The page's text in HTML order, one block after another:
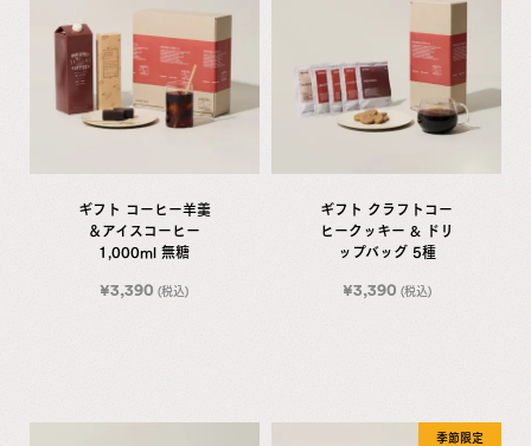
ギフト コーヒー羊羹
＆アイスコーヒー
1,000ml 無糖
¥3,390 (税込)
ギフト クラフトコー
ヒークッキー & ドリ
ップバッグ 5種
¥3,390 (税込)
季節限定